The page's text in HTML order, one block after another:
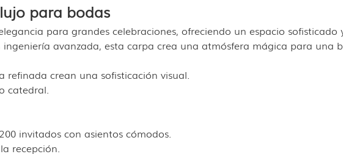
para bodas
para grandes celebraciones, ofreciendo un espacio
avanzada, esta carpa crea una atmósfera mágica para una
crean una sofisticación visual.
catedral.
invitados con asientos cómodos.
recepción.